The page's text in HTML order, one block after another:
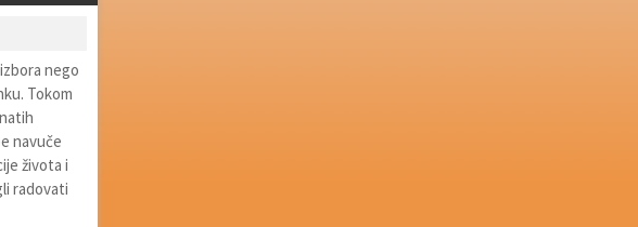
nego
Tokom
navuče
života i
radovati